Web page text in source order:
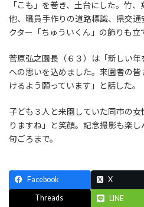
「こも」を巻き、土台にした。竹
他、職員手作りの道路標識、県交
クター「ちゅういくん」の飾りも立
菅原弘之園長（６３）は「新しい
への思いを込めました。来園者の
けるよう願っています」と話した。
子ども３人と来園していた同市の
りますね」と笑顔。記念撮影も楽
旬ごろまで。
Facebook X
Threads LINE